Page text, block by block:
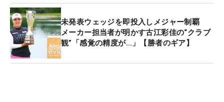
いうのはありますけど、でも（最終戦の）リコーま
でに3位以内にはいたいというのを今思いまし
た」。メジャー勝利で3年シードを獲ってから「向
こうのQTを受けたい」と今後の展望も話していた。
未発表ウェッジを即投入しメジャー制覇
メーカー担当者が明かす古江彩佳の“クラブ
観”「感覚の精度が…」【勝者のギア】